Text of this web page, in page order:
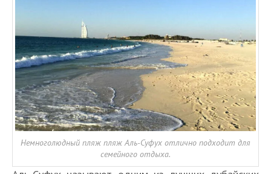
Немноголюдный пляж пляж Аль-Суфух отлично подходит для
семейного отдыха.